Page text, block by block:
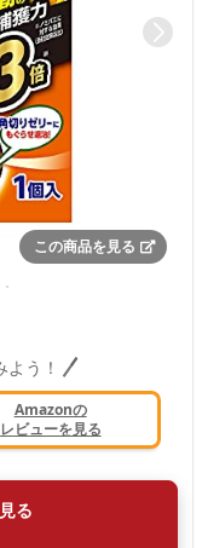
この商品を見る
う！
Amazonの
レビューを見る
る